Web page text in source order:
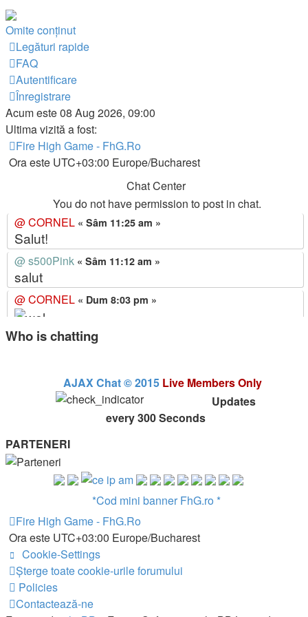
Omite conţinut
Legături rapide
FAQ
Autentificare
Înregistrare
Acum este 08 Aug 2026, 09:00
Ultima vizită a fost:
Fire High Game - FhG.Ro
Ora este UTC+03:00 Europe/Bucharest
Chat Center
You do not have permission to post in chat.
@CORNEL « Sâm 11:25 am »
Salut!
@s500Pink « Sâm 11:12 am »
salut
@CORNEL « Dum 8:03 pm »
@CORNEL « Mie 10:35 am »
CORNEL « Vin 11:18 am »
« Mie 3:57 pm »
@CORNEL
« Lun 10:36 am »
@ CORNEL « Mie 6:25 pm »
Salut! ok
@YanGv2 « Mar 1:08 am »
Salutari, Cornel, cand poti, te rog sa te uiti la
mesajele din privat!
Who is chatting
AJAX Chat © 2015 Live Members Only
Updates
every300Seconds
PARTENERI
*Cod mini banner FhG.ro *
Fire High Game - FhG.Ro
Ora este UTC+03:00 Europe/Bucharest
Cookie-Settings
Şterge toate cookie-urile forumului
Policies
Contactează-ne